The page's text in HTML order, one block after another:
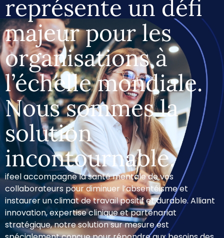
représente un défi
majeur pour les
organisations à
l’échelle mondiale.
Nous sommes la
solution
incontournable.
ifeel accompagne la santé mentale de vos
collaborateurs pour diminuer l’absentéisme et
instaurer un climat de travail positif et durable. Alliant
innovation, expertise clinique et partenariat
stratégique, notre solution sur mesure est